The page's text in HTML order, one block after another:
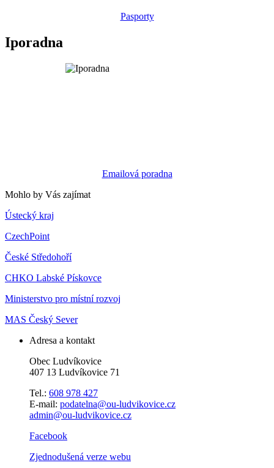
Pasporty
Iporadna
Emailová poradna
Mohlo by Vás zajímat
Ústecký kraj
CzechPoint
České Středohoří
CHKO Labské Pískovce
Ministerstvo pro místní rozvoj
MAS Český Sever
Adresa a kontakt
Obec Ludvíkovice
407 13 Ludvíkovice 71
Tel.: 608 978 427
E-mail: podatelna@ou-ludvikovice.cz
admin@ou-ludvikovice.cz
Facebook
Zjednodušená verze webu